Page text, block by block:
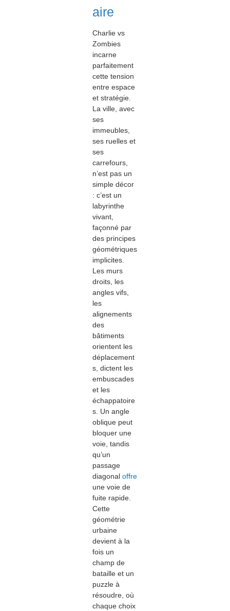
aire
Charlie vs
Zombies
incarne
parfaitement
cette tension
entre espace
et stratégie.
La ville, avec
ses
immeubles,
ses ruelles et
ses
carrefours,
n’est pas un
simple décor
: c’est un
labyrinthe
vivant,
façonné par
des principes
géométriques
implicites.
Les murs
droits, les
angles vifs,
les
alignements
des
bâtiments
orientent les
déplacement
s, dictent les
embuscades
et les
échappatoire
s. Un angle
oblique peut
bloquer une
voie, tandis
qu’un
passage
diagonal offre
une voie de
fuite rapide.
Cette
géométrie
urbaine
devient à la
fois un
champ de
bataille et un
puzzle à
résoudre, où
chaque choix